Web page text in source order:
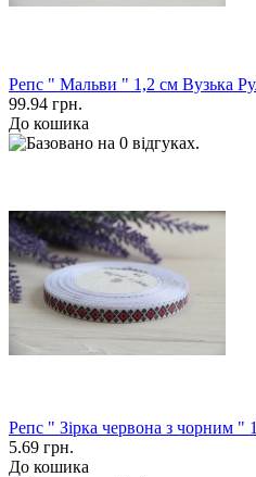
Репс " Мальви " 1,2 см Вузька
99.94 грн.
До кошика
Репс " Зірка червона з чорним "
5.69 грн.
До кошика